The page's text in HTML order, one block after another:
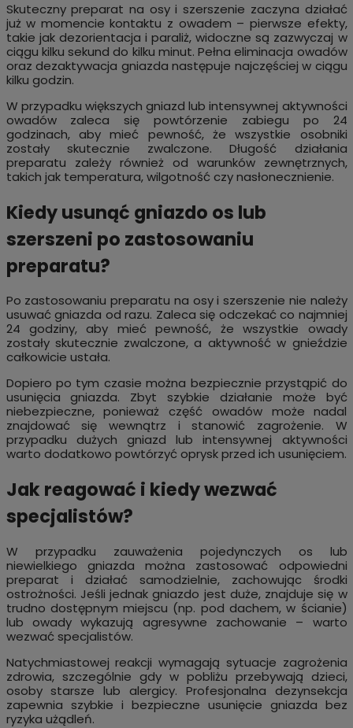
Skuteczny preparat na osy i szerszenie zaczyna działać
już w momencie kontaktu z owadem – pierwsze efekty,
takie jak dezorientacja i paraliż, widoczne są zazwyczaj w
ciągu kilku sekund do kilku minut. Pełna eliminacja owadów
oraz dezaktywacja gniazda następuje najczęściej w ciągu
kilku godzin.
W przypadku większych gniazd lub intensywnej aktywności
owadów zaleca się powtórzenie zabiegu po 24
godzinach, aby mieć pewność, że wszystkie osobniki
zostały skutecznie zwalczone. Długość działania
preparatu zależy również od warunków zewnętrznych,
takich jak temperatura, wilgotność czy nasłonecznienie.
Kiedy usunąć gniazdo os lub
szerszeni po zastosowaniu
preparatu?
Po zastosowaniu preparatu na osy i szerszenie nie należy
usuwać gniazda od razu. Zaleca się odczekać co najmniej
24 godziny, aby mieć pewność, że wszystkie owady
zostały skutecznie zwalczone, a aktywność w gnieździe
całkowicie ustała.
Dopiero po tym czasie można bezpiecznie przystąpić do
usunięcia gniazda. Zbyt szybkie działanie może być
niebezpieczne, ponieważ część owadów może nadal
znajdować się wewnątrz i stanowić zagrożenie. W
przypadku dużych gniazd lub intensywnej aktywności
warto dodatkowo powtórzyć oprysk przed ich usunięciem.
Jak reagować i kiedy wezwać
specjalistów?
W przypadku zauważenia pojedynczych os lub
niewielkiego gniazda można zastosować odpowiedni
preparat i działać samodzielnie, zachowując środki
ostrożności. Jeśli jednak gniazdo jest duże, znajduje się w
trudno dostępnym miejscu (np. pod dachem, w ścianie)
lub owady wykazują agresywne zachowanie – warto
wezwać specjalistów.
Natychmiastowej reakcji wymagają sytuacje zagrożenia
zdrowia, szczególnie gdy w pobliżu przebywają dzieci,
osoby starsze lub alergicy. Profesjonalna dezynsekcja
zapewnia szybkie i bezpieczne usunięcie gniazda bez
ryzyka użądleń.